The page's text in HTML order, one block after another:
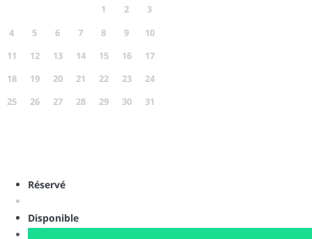
1 2
3
4
5 6 7 8 9
10
11
12 13 14 15 16
17
18
19 20 21 22 23
24
25
26 27 28 29 30 31
Réservé
Disponible